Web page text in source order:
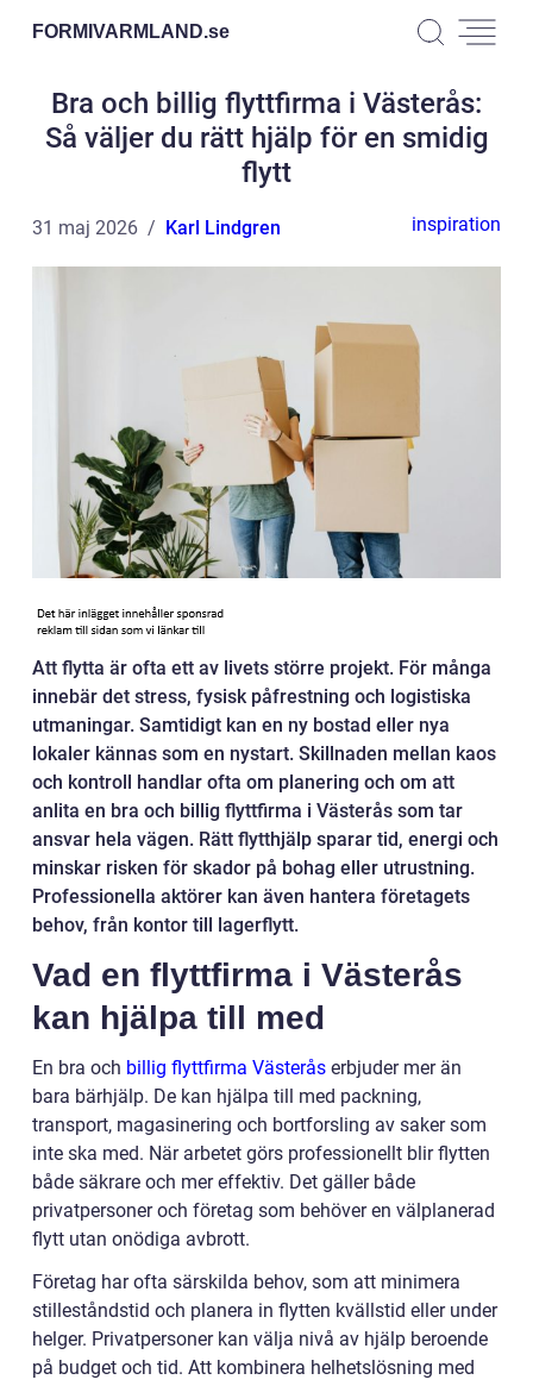
FORMIVARMLAND.se
Bra och billig flyttfirma i Västerås:
Så väljer du rätt hjälp för en smidig
flytt
31 maj 2026 Karl Lindgren inspiration
Att flytta är ofta ett av livets större projekt. För många
innebär det stress, fysisk påfrestning och logistiska
utmaningar. Samtidigt kan en ny bostad eller nya
lokaler kännas som en nystart. Skillnaden mellan kaos
och kontroll handlar ofta om planering och om att
anlita en bra och billig flyttfirma i Västerås som tar
ansvar hela vägen. Rätt flytthjälp sparar tid, energi och
minskar risken för skador på bohag eller utrustning.
Professionella aktörer kan även hantera företagets
behov, från kontor till lagerflytt.
Vad en flyttfirma i Västerås
kan hjälpa till med
En bra och billig flyttfirma Västerås erbjuder mer än
bara bärhjälp. De kan hjälpa till med packning,
transport, magasinering och bortforsling av saker som
inte ska med. När arbetet görs professionellt blir flytten
både säkrare och mer effektiv. Det gäller både
privatpersoner och företag som behöver en välplanerad
flytt utan onödiga avbrott.
Företag har ofta särskilda behov, som att minimera
stilleståndstid och planera in flytten kvällstid eller under
helger. Privatpersoner kan välja nivå av hjälp beroende
på budget och tid. Att kombinera helhetslösning med